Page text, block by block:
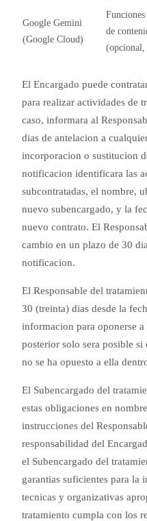
Google Gemini
(Google Cloud)
de
El Encargado puede
para realizar actividades de
caso, informara al
dias de antelacion a
incorporacion o sustitucion
notificacion identificara las
subcontratadas, el nombre,
nuevo subencargado, y la
nuevo contrato. El
cambio en un plazo de 30
notificacion.
El Responsable del
30 (treinta) dias desde la
informacion para oponerse
posterior solo sera posible si
no se ha opuesto a ella
El Subencargado del
estas obligaciones en
instrucciones del
responsabilidad del
el Subencargado del
garantias suficientes para la
tecnicas y organizativas
tratamiento cumpla con los